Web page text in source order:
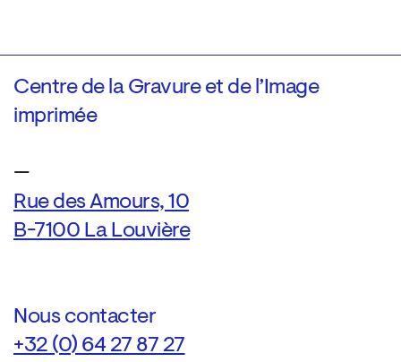
Centre de la Gravure et de l’Image
imprimée
—
Rue des Amours, 10
B-7100 La Louvière
Nous contacter
+32 (0) 64 27 87 27